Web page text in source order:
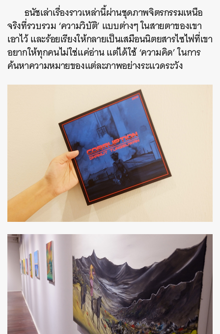
ธนัชเล่าเรื่องราวเหล่านี้ผ่านชุดภาพจิตรกรรมเหนือ
จริงที่รวบรวม ‘ความวิบัติ’ แบบต่างๆ ในสายตาของเขา
เอาไว้ และร้อยเรียงให้กลายเป็นเสมือนนิตยสารไซไฟที่เขา
อยากให้ทุกคนไม่ใช่แค่อ่าน แต่ได้ใช้ ‘ความคิด’ ในการ
ค้นหาความหมายของแต่ละภาพอย่างระแวดระวัง